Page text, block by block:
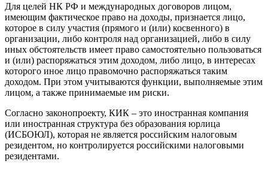
Для целей НК РФ и международных договоров лицом,
имеющим фактическое право на доходы, признается лицо,
которое в силу участия (прямого и (или) косвенного) в
организации, либо контроля над организацией, либо в силу
иных обстоятельств имеет право самостоятельно пользоваться
и (или) распоряжаться этим доходом, либо лицо, в интересах
которого иное лицо правомочно распоряжаться таким
доходом. При этом учитываются функции, выполняемые этим
лицом, а также принимаемые им риски.
Согласно законопроекту, КИК – это иностранная компания
или иностранная структура без образования юрлица
(ИСБОЮЛ), которая не является российским налоговым
резидентом, но контролируется российскими налоговыми
резидентами.